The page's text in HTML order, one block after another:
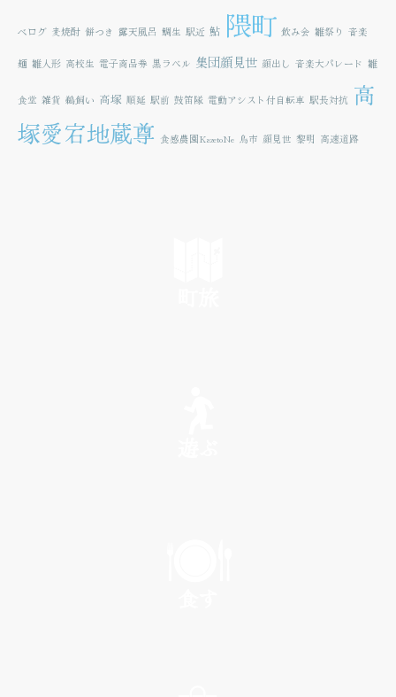
べログ 麦焼酎 餅つき 露天風呂 鯛生 駅近 鮎 隈町 飲み会 雛祭り 音楽
麺 雛人形 高校生 電子商品券 黒ラベル 集団顔見世 顔出し 音楽大パレード 雛
食堂 雑貨 鵜飼い 高塚 順延 駅前 鼓笛隊 電動アシスト付自転車 駅長対抗 高
塚愛宕地蔵尊 食感農園KazetoNe 鳥市 顔見世 黎明 高速道路